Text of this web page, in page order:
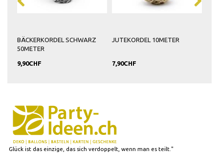
BÄCKERKORDEL SCHWARZ
50METER
9,90CHF
JUTEKORDEL 10METER
7,90CHF
Glück ist das einzige, das sich verdoppelt, wenn man es teilt."